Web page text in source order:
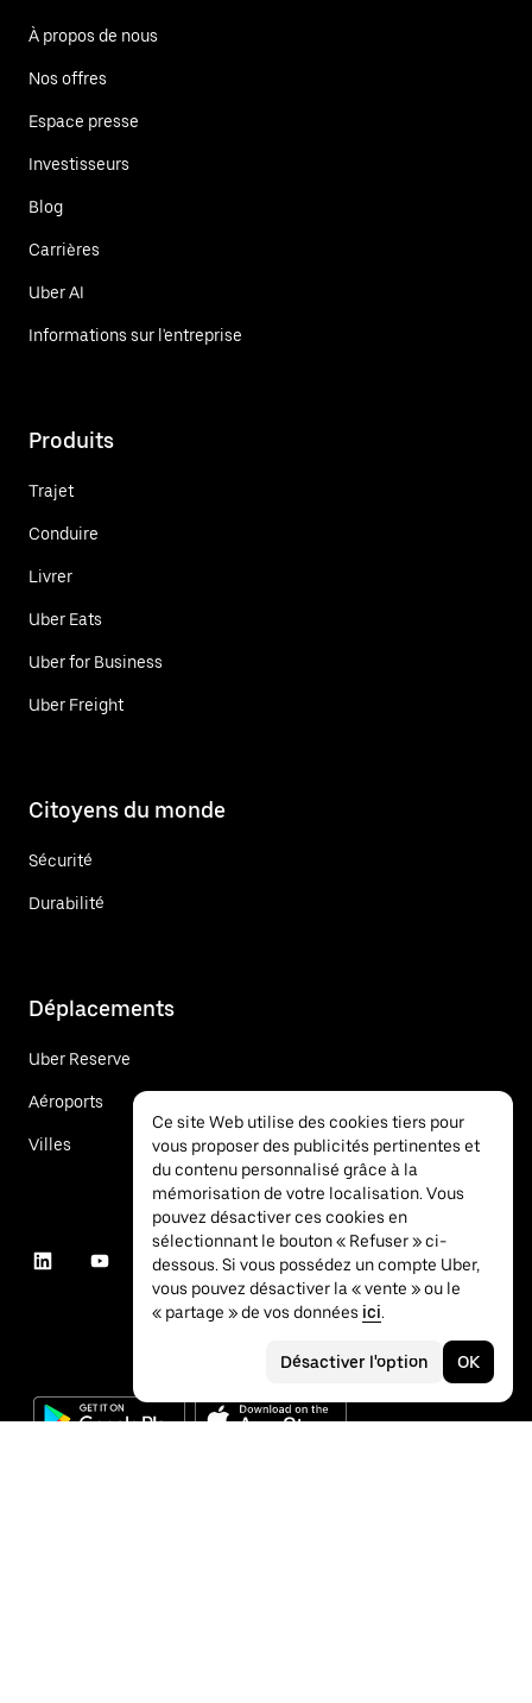
À propos de nous
Nos offres
Espace presse
Investisseurs
Blog
Carrières
Uber AI
Informations sur l'entreprise
Produits
Trajet
Conduire
Livrer
Uber Eats
Uber for Business
Uber Freight
Citoyens du monde
Sécurité
Durabilité
Déplacements
Uber Reserve
Aéroports
Villes
Ce site Web utilise des cookies tiers pour
vous proposer des publicités pertinentes et
du contenu personnalisé grâce à la
mémorisation de votre localisation. Vous
pouvez désactiver ces cookies en
sélectionnant le bouton « Refuser » ci-
dessous. Si vous possédez un compte Uber,
vous pouvez désactiver la « vente » ou le
« partage » de vos données ici.
Désactiver l'option OK